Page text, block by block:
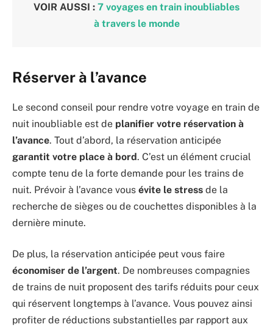
VOIR AUSSI : 7 voyages en train inoubliables
à travers le monde
Réserver à l’avance
Le second conseil pour rendre votre voyage en train de
nuit inoubliable est de planifier votre réservation à
l’avance. Tout d’abord, la réservation anticipée
garantit votre place à bord. C’est un élément crucial
compte tenu de la forte demande pour les trains de
nuit. Prévoir à l’avance vous évite le stress de la
recherche de sièges ou de couchettes disponibles à la
dernière minute.
De plus, la réservation anticipée peut vous faire
économiser de l’argent. De nombreuses compagnies
de trains de nuit proposent des tarifs réduits pour ceux
qui réservent longtemps à l’avance. Vous pouvez ainsi
profiter de réductions substantielles par rapport aux